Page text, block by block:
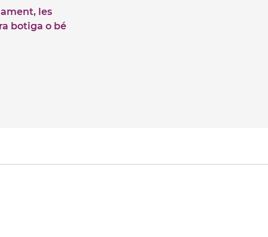
les
botiga o bé